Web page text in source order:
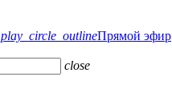
play_circle_outlineПрямой эфир
close